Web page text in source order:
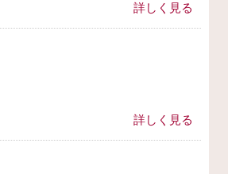
詳しく見る
詳しく見る